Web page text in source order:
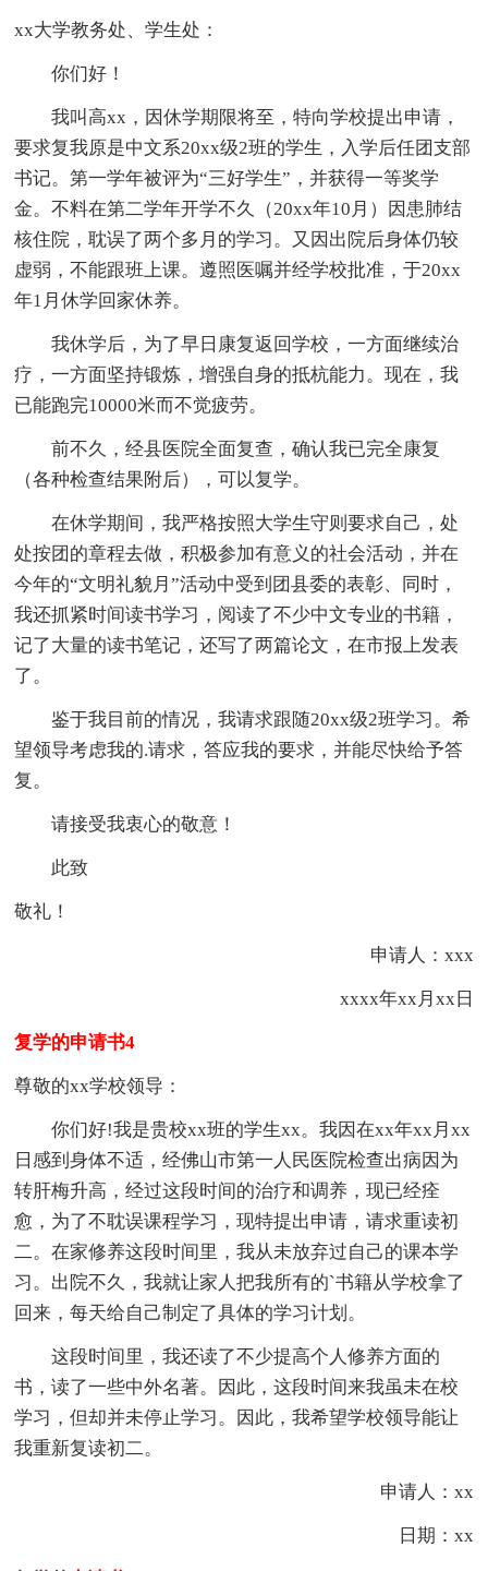
xx大学教务处、学生处：
你们好！
我叫高xx，因休学期限将至，特向学校提出申请，
要求复我原是中文系20xx级2班的学生，入学后任团支部
书记。第一学年被评为“三好学生”，并获得一等奖学
金。不料在第二学年开学不久（20xx年10月）因患肺结
核住院，耽误了两个多月的学习。又因出院后身体仍较
虚弱，不能跟班上课。遵照医嘱并经学校批准，于20xx
年1月休学回家休养。
我休学后，为了早日康复返回学校，一方面继续治
疗，一方面坚持锻炼，增强自身的抵杭能力。现在，我
已能跑完10000米而不觉疲劳。
前不久，经县医院全面复查，确认我已完全康复
（各种检查结果附后），可以复学。
在休学期间，我严格按照大学生守则要求自己，处
处按团的章程去做，积极参加有意义的社会活动，并在
今年的“文明礼貌月”活动中受到团县委的表彰、同时，
我还抓紧时间读书学习，阅读了不少中文专业的书籍，
记了大量的读书笔记，还写了两篇论文，在市报上发表
了。
鉴于我目前的情况，我请求跟随20xx级2班学习。希
望领导考虑我的.请求，答应我的要求，并能尽快给予答
复。
请接受我衷心的敬意！
此致
敬礼！
申请人：xxx
xxxx年xx月xx日
复学的申请书4
尊敬的xx学校领导：
你们好!我是贵校xx班的学生xx。我因在xx年xx月xx
日感到身体不适，经佛山市第一人民医院检查出病因为
转肝梅升高，经过这段时间的治疗和调养，现已经痊
愈，为了不耽误课程学习，现特提出申请，请求重读初
二。在家修养这段时间里，我从未放弃过自己的课本学
习。出院不久，我就让家人把我所有的`书籍从学校拿了
回来，每天给自己制定了具体的学习计划。
这段时间里，我还读了不少提高个人修养方面的
书，读了一些中外名著。因此，这段时间来我虽未在校
学习，但却并未停止学习。因此，我希望学校领导能让
我重新复读初二。
申请人：xx
日期：xx